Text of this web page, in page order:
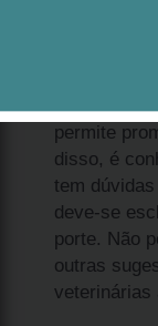
permite
disso, é
tem
deve-se
porte. Não
outras
veterinárias